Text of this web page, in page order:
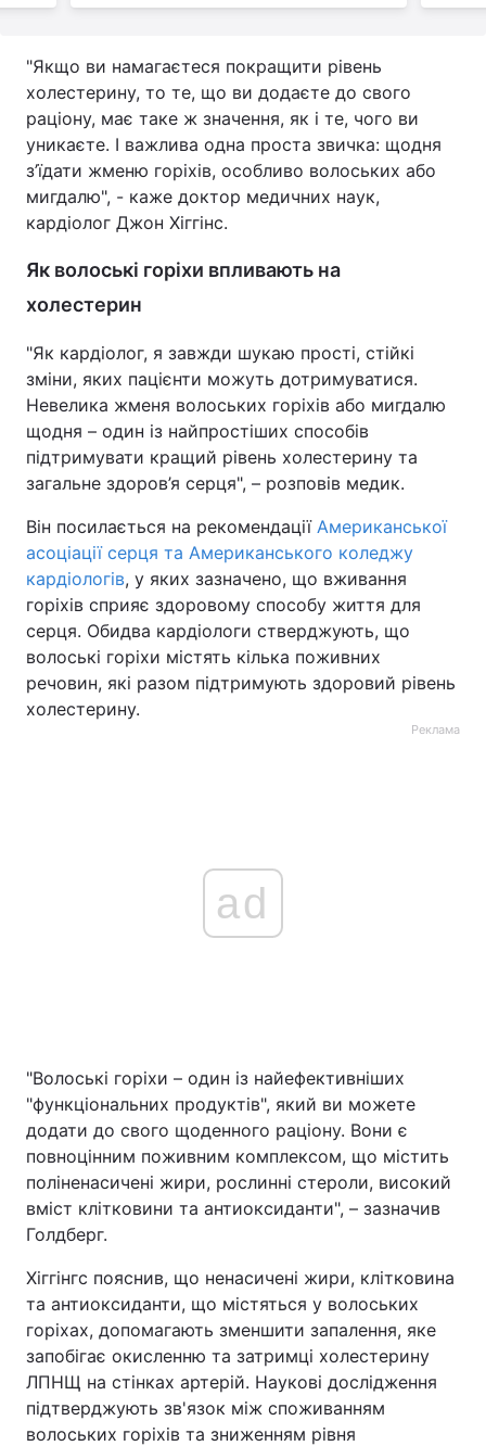
"Якщо ви намагаєтеся покращити рівень
холестерину, то те, що ви додаєте до свого
раціону, має таке ж значення, як і те, чого ви
уникаєте. І важлива одна проста звичка: щодня
з’їдати жменю горіхів, особливо волоських або
мигдалю", - каже доктор медичних наук,
кардіолог Джон Хіггінс.
Як волоські горіхи впливають на
холестерин
"Як кардіолог, я завжди шукаю прості, стійкі
зміни, яких пацієнти можуть дотримуватися.
Невелика жменя волоських горіхів або мигдалю
щодня – один із найпростіших способів
підтримувати кращий рівень холестерину та
загальне здоров’я серця", – розповів медик.
Він посилається на рекомендації Американської
асоціації серця та Американського коледжу
кардіологів, у яких зазначено, що вживання
горіхів сприяє здоровому способу життя для
серця. Обидва кардіологи стверджують, що
волоські горіхи містять кілька поживних
речовин, які разом підтримують здоровий рівень
холестерину.
Реклама
ad
"Волоські горіхи – один із найефективніших
"функціональних продуктів", який ви можете
додати до свого щоденного раціону. Вони є
повноцінним поживним комплексом, що містить
поліненасичені жири, рослинні стероли, високий
вміст клітковини та антиоксиданти", – зазначив
Голдберг.
Хіггінгс пояснив, що ненасичені жири, клітковина
та антиоксиданти, що містяться у волоських
горіхах, допомагають зменшити запалення, яке
запобігає окисленню та затримці холестерину
ЛПНЩ на стінках артерій. Наукові дослідження
підтверджують зв'язок між споживанням
волоських горіхів та зниженням рівня